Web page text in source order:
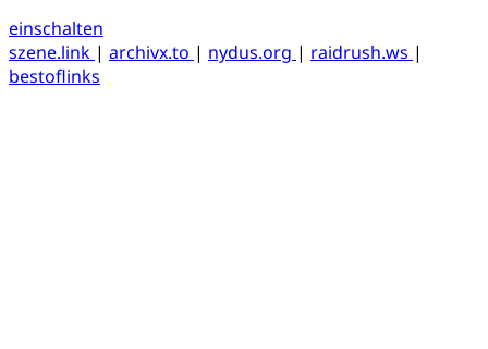
einschalten
szene.link | archivx.to | nydus.org | raidrush.ws |
bestoflinks